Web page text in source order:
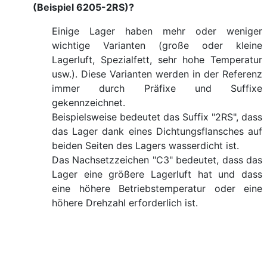
(Beispiel 6205-2RS)?
Einige Lager haben mehr oder weniger
wichtige Varianten (große oder kleine
Lagerluft, Spezialfett, sehr hohe Temperatur
usw.). Diese Varianten werden in der Referenz
immer durch Präfixe und Suffixe
gekennzeichnet.
Beispielsweise bedeutet das Suffix "2RS", dass
das Lager dank eines Dichtungsflansches auf
beiden Seiten des Lagers wasserdicht ist.
Das Nachsetzzeichen "C3" bedeutet, dass das
Lager eine größere Lagerluft hat und dass
eine höhere Betriebstemperatur oder eine
höhere Drehzahl erforderlich ist.